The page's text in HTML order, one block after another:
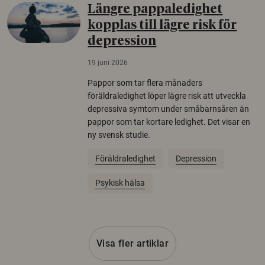
Längre pappaledighet
kopplas till lägre risk för
depression
19 juni 2026
Pappor som tar flera månaders
föräldraledighet löper lägre risk att utveckla
depressiva symtom under småbarnsåren än
pappor som tar kortare ledighet. Det visar en
ny svensk studie.
Föräldraledighet Depression
Psykisk hälsa
Visa fler artiklar